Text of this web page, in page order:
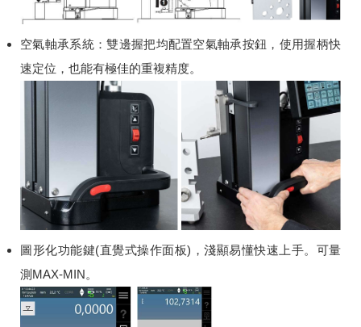
空氣軸承系統：雙邊握把均配置空氣軸承按鈕，使用握柄快
速定位，也能有極佳的重複精度。
圖形化功能鍵(直覺式操作面板)，淺顯易懂快速上手。可量
測MAX-MIN。